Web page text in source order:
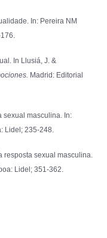
In: Pereira NM
In Llusiá, J. &
Madrid: Editorial
sexual masculina. In:
Lidel; 235-248.
resposta sexual masculina.
Lidel; 351-362.